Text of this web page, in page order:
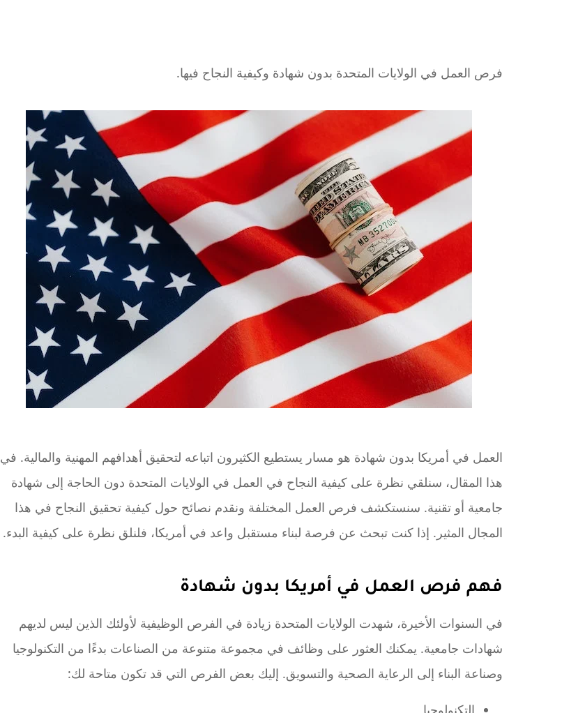
فرص العمل في الولايات المتحدة بدون شهادة وكيفية النجاح فيها.
العمل في أمريكا بدون شهادة هو مسار يستطيع الكثيرون اتباعه لتحقيق أهدافهم المهنية والمالية. في
هذا المقال، سنلقي نظرة على كيفية النجاح في العمل في الولايات المتحدة دون الحاجة إلى شهادة
جامعية أو تقنية. سنستكشف فرص العمل المختلفة ونقدم نصائح حول كيفية تحقيق النجاح في هذا
المجال المثير. إذا كنت تبحث عن فرصة لبناء مستقبل واعد في أمريكا، فلنلق نظرة على كيفية البدء.
فهم فرص العمل في أمريكا بدون شهادة
في السنوات الأخيرة، شهدت الولايات المتحدة زيادة في الفرص الوظيفية لأولئك الذين ليس لديهم
شهادات جامعية. يمكنك العثور على وظائف في مجموعة متنوعة من الصناعات بدءًا من التكنولوجيا
وصناعة البناء إلى الرعاية الصحية والتسويق. إليك بعض الفرص التي قد تكون متاحة لك:
التكنولوجيا